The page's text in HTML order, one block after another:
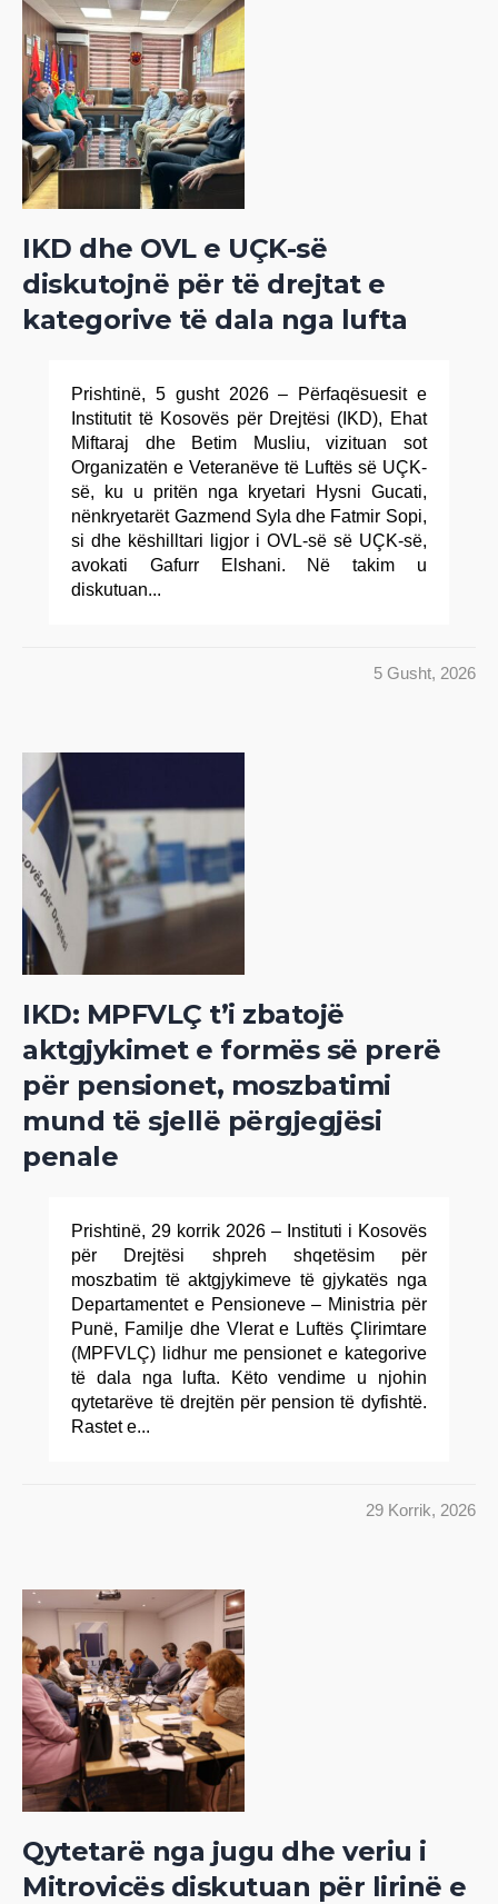
IKD dhe OVL e UÇK-së
diskutojnë për të drejtat e
kategorive të dala nga lufta
Prishtinë, 5 gusht 2026 – Përfaqësuesit e
Institutit të Kosovës për Drejtësi (IKD), Ehat
Miftaraj dhe Betim Musliu, vizituan sot
Organizatën e Veteranëve të Luftës së UÇK-
së, ku u pritën nga kryetari Hysni Gucati,
nënkryetarët Gazmend Syla dhe Fatmir Sopi,
si dhe këshilltari ligjor i OVL-së së UÇK-së,
avokati Gafurr Elshani. Në takim u
diskutuan...
5 Gusht, 2026
IKD: MPFVLÇ t’i zbatojë
aktgjykimet e formës së prerë
për pensionet, moszbatimi
mund të sjellë përgjegjësi
penale
Prishtinë, 29 korrik 2026 – Instituti i Kosovës
për Drejtësi shpreh shqetësim për
moszbatim të aktgjykimeve të gjykatës nga
Departamentet e Pensioneve – Ministria për
Punë, Familje dhe Vlerat e Luftës Çlirimtare
(MPFVLÇ) lidhur me pensionet e kategorive
të dala nga lufta. Këto vendime u njohin
qytetarëve të drejtën për pension të dyfishtë.
Rastet e...
29 Korrik, 2026
Qytetarë nga jugu dhe veriu i
Mitrovicës diskutuan për lirinë e